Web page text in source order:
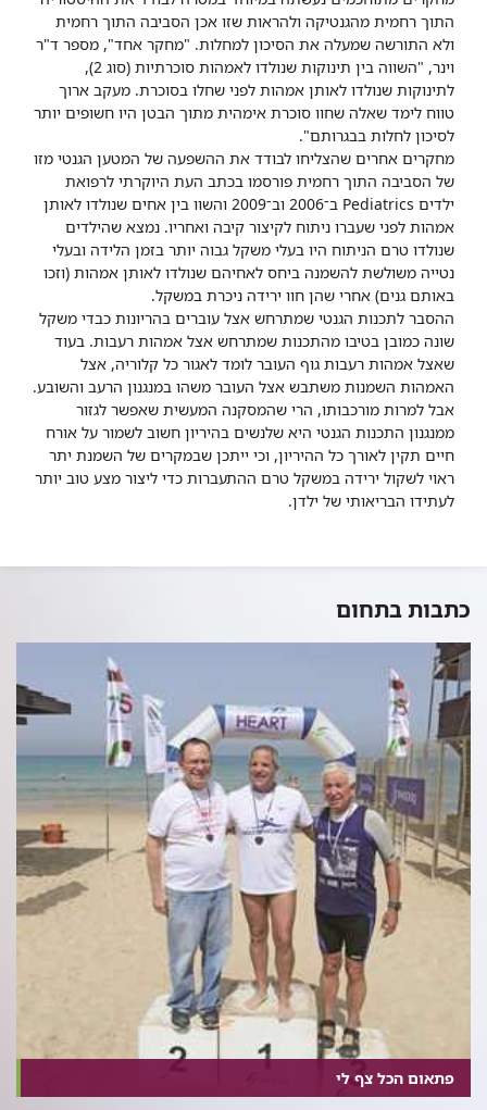
התוך רחמית מהגנטיקה ולהראות שזו אכן הסביבה התוך רחמית
ולא התורשה שמעלה את הסיכון למחלות. "מחקר אחד", מספר ד"ר
וינר, "השווה בין תינוקות שנולדו לאמהות סוכרתיות (סוג 2),
לתינוקות שנולדו לאותן אמהות לפני שחלו בסוכרת. מעקב ארוך
טווח לימד שאלה שחוו סוכרת אימהית מתוך הבטן היו חשופים יותר
לסיכון לחלות בבגרותם".
מחקרים אחרים שהצליחו לבודד את ההשפעה של המטען הגנטי מזו
של הסביבה התוך רחמית פורסמו בכתב העת היוקרתי לרפואת
ילדים Pediatrics ב־2006 וב־2009 והשוו בין אחים שנולדו לאותן
אמהות לפני שעברו ניתוח לקיצור קיבה ואחריו. נמצא שהילדים
שנולדו טרם הניתוח היו בעלי משקל גבוה יותר בזמן הלידה ובעלי
נטייה משולשת להשמנה ביחס לאחיהם שנולדו לאותן אמהות (וזכו
באותם גנים) אחרי שהן חוו ירידה ניכרת במשקל.
ההסבר לתכנות הגנטי שמתרחש אצל עוברים בהריונות כבדי משקל
שונה כמובן בטיבו מהתכנות שמתרחש אצל אמהות רעבות. בעוד
שאצל אמהות רעבות גוף העובר לומד לאגור כל קלוריה, אצל
האמהות השמנות משתבש אצל העובר משהו במנגנון הרעב והשובע.
אבל למרות מורכבותו, הרי שהמסקנה המעשית שאפשר לגזור
ממנגנון התכנות הגנטי היא שלנשים בהיריון חשוב לשמור על אורח
חיים תקין לאורך כל ההיריון, וכי ייתכן שבמקרים של השמנת יתר
ראוי לשקול ירידה במשקל טרם ההתעברות כדי ליצור מצע טוב יותר
לעתידו הבריאותי של ילדן.
כתבות בתחום
פתאום הכל צף לי